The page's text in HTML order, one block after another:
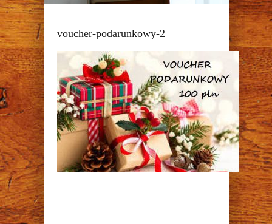
voucher-podarunkowy-2